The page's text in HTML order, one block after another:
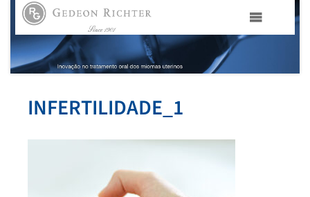
HOME
ÁREAS TERAPÊUTICAS
INFERTILIDADE_1